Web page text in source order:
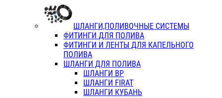
ШЛАНГИ,ПОЛИВОЧНЫЕ СИСТЕМЫ
ФИТИНГИ ДЛЯ ПОЛИВА
ФИТИНГИ И ЛЕНТЫ ДЛЯ КАПЕЛЬНОГО
ПОЛИВА
ШЛАНГИ ДЛЯ ПОЛИВА
ШЛАНГИ ВР
ШЛАНГИ FIRAT
ШЛАНГИ КУБАНЬ